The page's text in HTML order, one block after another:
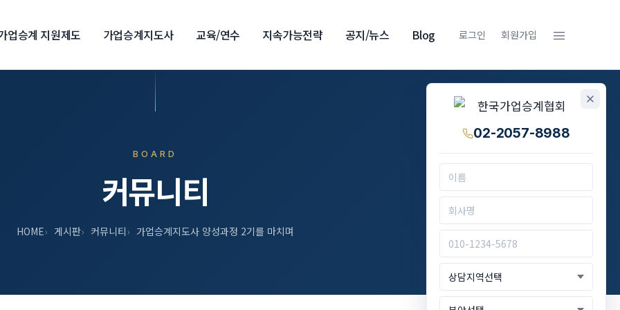
업승계 지원제도 가업승계지도사 교육/연수 지속가능전략 공지/뉴스 Blog 로그인 회원가입 ≡
BOARD
커뮤니티
HOME 게시판 커뮤니티 가업승계지도사 양성과정 2기를 마치며
02-2057-8988